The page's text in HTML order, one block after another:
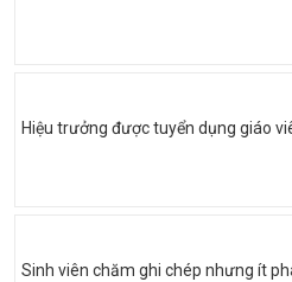
Hiệu trưởng được tuyển dụng giáo
Sinh viên chăm ghi chép nhưng ít